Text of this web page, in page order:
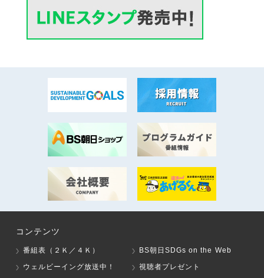
コンテンツ
番組表（２Ｋ／４Ｋ）
BS朝日SDGs on the Web
ウェルビーイング放送中！
視聴者プレゼント